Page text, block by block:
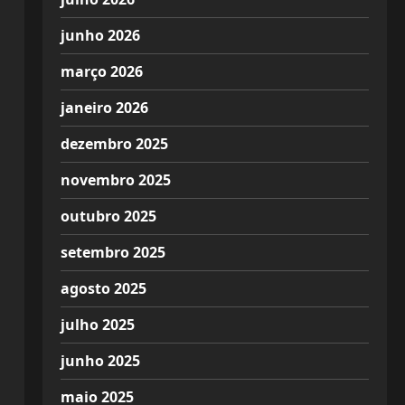
junho 2026
março 2026
janeiro 2026
dezembro 2025
novembro 2025
outubro 2025
setembro 2025
agosto 2025
julho 2025
junho 2025
maio 2025